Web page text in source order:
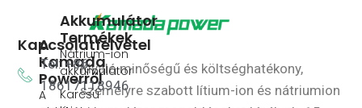
Kiváló minőségű és költséghatékony,
személyre szabott lítium-ion és nátriumion
Akkumulátor
Termékek
Nátrium-ion
akkumulátor
Karcsú
A
Kamada
Powerről
A
Kapcsolatfelvétel
Tel: +86
18617118946